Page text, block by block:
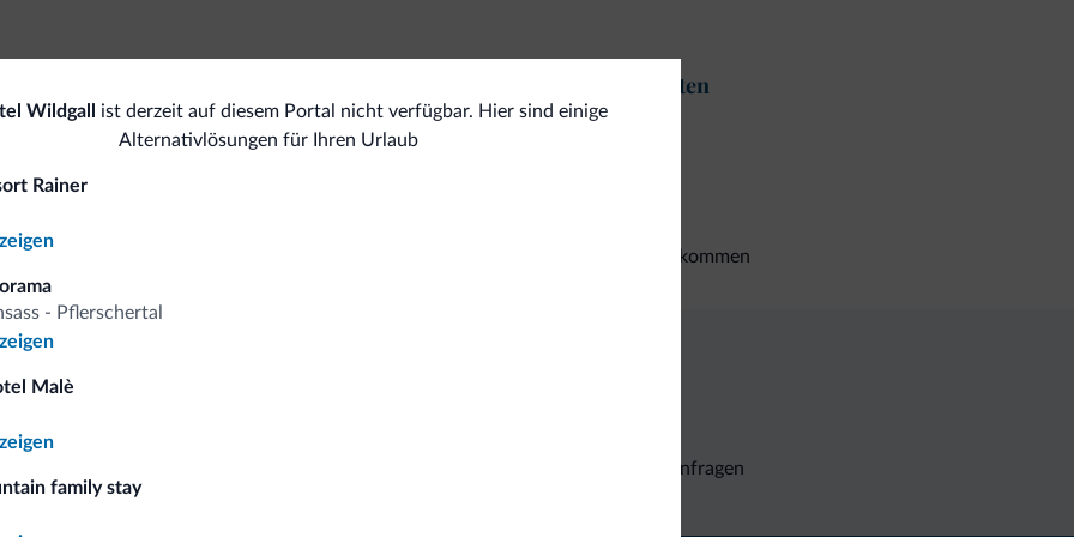
Lounges/bars
Sport und Aktivitäten
Motorradfahrer willkommen
Wildgall
ist derzeit auf diesem Portal nicht verfügbar. Hier sind einige
Alternativlösungen für Ihren Urlaub
Rainer
- Pflerschertal
Malè
family stay
Unverbindliche Anfragen